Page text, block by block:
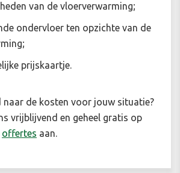
van de vloerverwarming;
ondervloer ten opzichte van de
prijskaartje.
naar de kosten voor jouw situatie?
vrijblijvend en geheel gratis op
offertes aan.